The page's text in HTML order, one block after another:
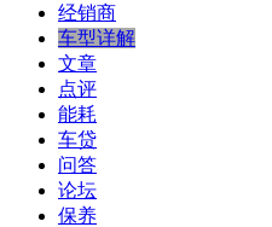
经销商
车型详解
文章
点评
能耗
车贷
问答
论坛
保养